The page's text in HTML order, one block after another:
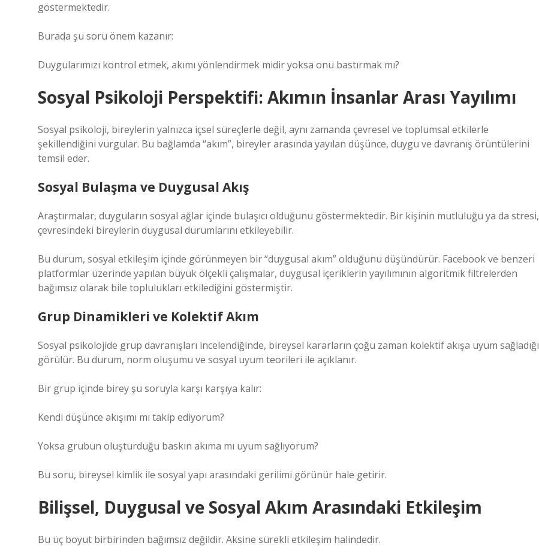
göstermektedir.
Burada şu soru önem kazanır:
Duygularımızı kontrol etmek, akımı yönlendirmek midir yoksa onu bastırmak mı?
Sosyal Psikoloji Perspektifi: Akımın İnsanlar Arası Yayılımı
Sosyal psikoloji, bireylerin yalnızca içsel süreçlerle değil, aynı zamanda çevresel ve toplumsal etkilerle
şekillendiğini vurgular. Bu bağlamda “akım”, bireyler arasında yayılan düşünce, duygu ve davranış örüntülerini
temsil eder.
Sosyal Bulaşma ve Duygusal Akış
Araştırmalar, duyguların sosyal ağlar içinde bulaşıcı olduğunu göstermektedir. Bir kişinin mutluluğu ya da stresi,
çevresindeki bireylerin duygusal durumlarını etkileyebilir.
Bu durum, sosyal etkileşim içinde görünmeyen bir “duygusal akım” olduğunu düşündürür. Facebook ve benzeri
platformlar üzerinde yapılan büyük ölçekli çalışmalar, duygusal içeriklerin yayılımının algoritmik filtrelerden
bağımsız olarak bile toplulukları etkilediğini göstermiştir.
Grup Dinamikleri ve Kolektif Akım
Sosyal psikolojide grup davranışları incelendiğinde, bireysel kararların çoğu zaman kolektif akışa uyum sağladığı
görülür. Bu durum, norm oluşumu ve sosyal uyum teorileri ile açıklanır.
Bir grup içinde birey şu soruyla karşı karşıya kalır:
Kendi düşünce akışımı mı takip ediyorum?
Yoksa grubun oluşturduğu baskın akıma mı uyum sağlıyorum?
Bu soru, bireysel kimlik ile sosyal yapı arasındaki gerilimi görünür hale getirir.
Bilişsel, Duygusal ve Sosyal Akım Arasındaki Etkileşim
Bu üç boyut birbirinden bağımsız değildir. Aksine sürekli etkileşim halindedir.